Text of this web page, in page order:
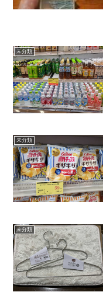
未分類
未分類
未分類